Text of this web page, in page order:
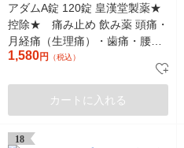
アダムA錠 120錠 皇漢堂製薬★
控除★ 痛み止め 飲み薬 頭痛・
月経痛（生理痛）・歯痛・腰
痛・悪寒・発熱に【指定第2類
1,580円 （税込）
カートに入れる
18